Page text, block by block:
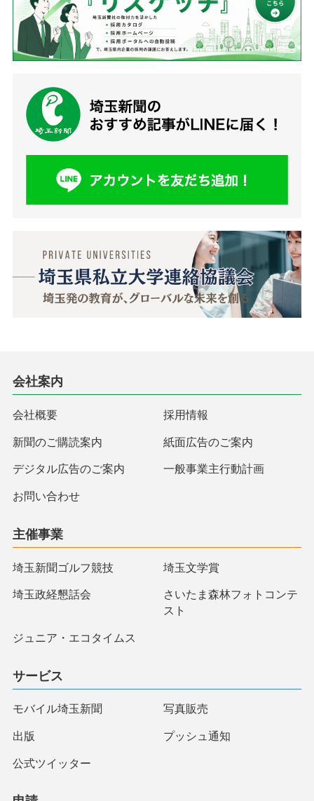
会社案内
会社概要 採用情報
新聞のご購読案内 紙面広告のご案内
デジタル広告のご案内 一般事業主行動計画
お問い合わせ
主催事業
埼玉新聞ゴルフ競技 埼玉文学賞
埼玉政経懇話会
さいたま森林フォトコンテ
スト
ジュニア・エコタイムス
サービス
モバイル埼玉新聞 写真販売
出版 プッシュ通知
公式ツイッター